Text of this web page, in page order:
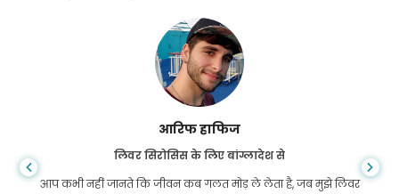
आरिफ हाफिज
लिवर सिरोसिस के लिए बांग्लादेश से
आप कभी नहीं जानते कि जीवन कब गलत मोड़ ले लेता है, जब मुझे लिवर